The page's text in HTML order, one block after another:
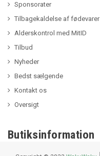
Sponsorater
Tilbagekaldelse af fødevarer
Alderskontrol med MitID
Tilbud
Nyheder
Bedst sælgende
Kontakt os
Oversigt
Butiksinformation